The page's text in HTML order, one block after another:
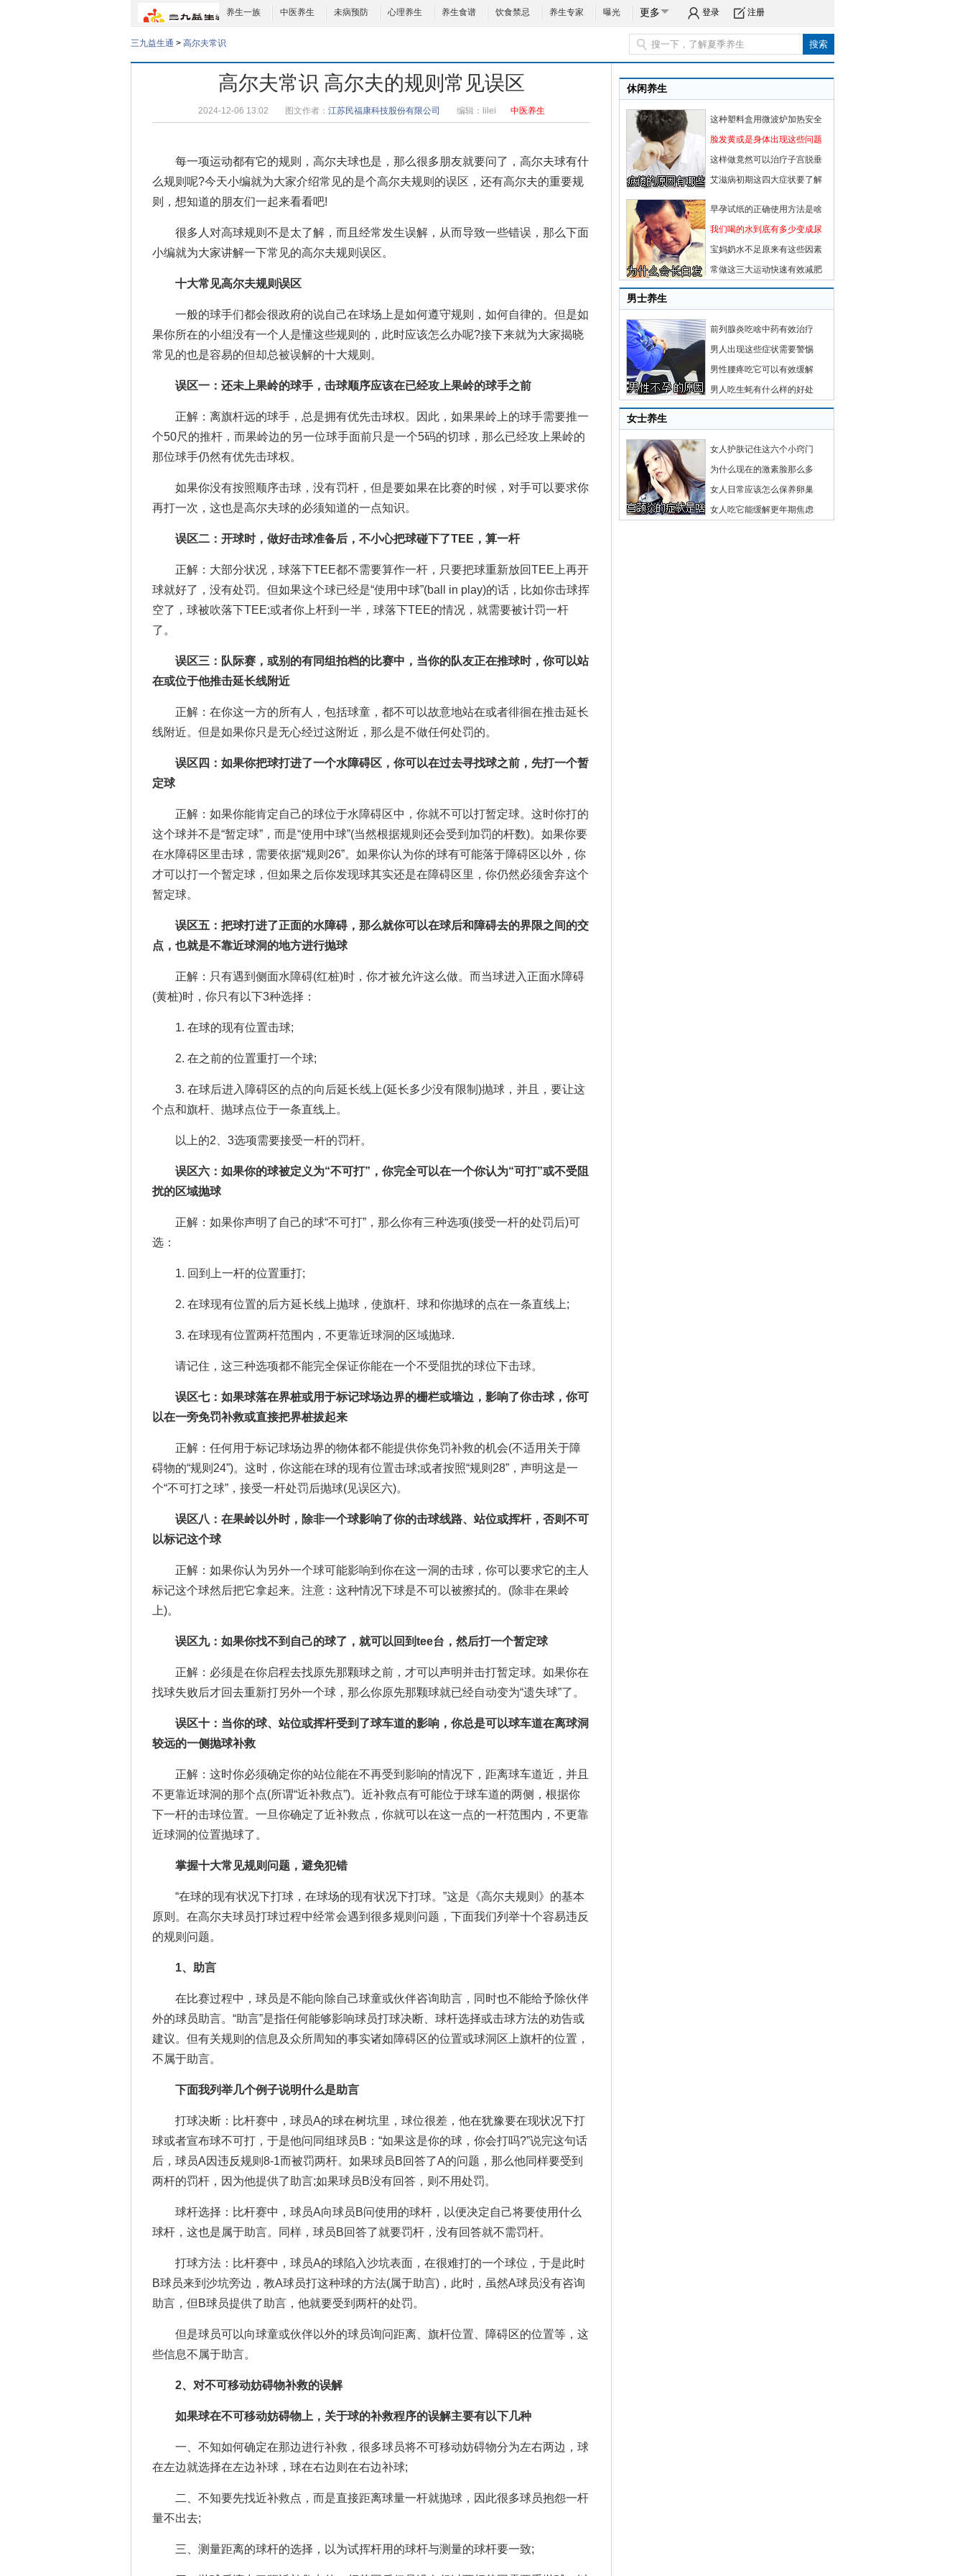
养生一族 中医养生 未病预防 心理养生 养生食谱 饮食禁忌 养生专家 曝光 更多 登录 注册
三九益生通 > 高尔夫常识
高尔夫常识 高尔夫的规则常见误区
2024-12-06 13:02 图文作者： 江苏民福康科技股份有限公司 编辑： lilei 中医养生
每一项运动都有它的规则，高尔夫球也是，那么很多朋友就要问了，高尔夫球有什
么规则呢?今天小编就为大家介绍常见的是个高尔夫规则 的误区，还有高尔夫的重要规
则，想知道的朋友们一起来看看吧!
很多人对高球规则不是太了解，而且经常发生误解，从而导致一些错误，那么下面
小编就为大家讲解一下常见的高尔夫规则误区。
十大常见高尔夫规则误区
一般的球手们都会很政府的说自己在球场上是如何遵守规则，如何自律的。但是如
果你所在的小组没有一个人是懂这些规则的，此时应该怎么办呢?接下来就为大家揭晓
常见的也是容易的但却总被误解的十大规则。
误区一：还未上果岭的球手，击球顺序应该在已经攻上果岭的球手之前
正解：离旗杆远的球手，总是拥有优先击球权。因此，如果果岭上的球手需要推一
个50尺的推杆，而果岭边的另一位球手面前只是一个5码的切球，那么已经攻上果岭的
那位球手仍然有优先击球权。
如果你没有按照顺序击球，没有罚杆，但是要如果在比赛的时候，对手可以要求你
再打一次，这也是高尔夫球的必须知道的一点知识。
误区二：开球时，做好击球准备后，不小心把球碰下了TEE，算一杆
正解：大部分状况，球落下TEE都不需要算作一杆，只要把球重新放回TEE上再开
球就好了，没有处罚。但如果这个球已经是“使用中球”(ball in play)的话，比如你击球挥
空了，球被吹落下TEE;或者你上杆到一半，球落下TEE的情况，就需要被计罚一杆
了。
误区三：队际赛，或别的有同组拍档的比赛中，当你的队友正在推球时，你可以站
在或位于他推击延长线附近
正解：在你这一方的所有人，包括球童，都不可以故意地站在或者徘徊在推击延长
线附近。但是如果你只是无心经过这附近，那么是不做任何处罚的。
误区四：如果你把球打进了一个水障碍区，你可以在过去寻找球之前，先打一个暂
定球
正解：如果你能肯定自己的球位于水障碍区中，你就不可以打暂定球。这时你打的
这个球并不是“暂定球”，而是“使用中球”(当然根据规则还会受到加罚的杆数)。如果你要
在水障碍区里击球，需要依据“规则26”。如果你认为你的球有可能落于障碍区以外，你
才可以打一个暂定球，但如果之后你发现球其实还是在障碍区里，你仍然必须舍弃这个
暂定球。
误区五：把球打进了正面的水障碍，那么就你可以在球后和障碍去的界限之间的交
点，也就是不靠近球洞的地方进行抛球
正解：只有遇到侧面水障碍(红桩)时，你才被允许这么做。而当球进入正面水障碍
(黄桩)时，你只有以下3种选择：
1. 在球的现有位置击球;
2. 在之前的位置重打一个球;
3. 在球后进入障碍区的点的向后延长线上(延长多少没有限制)抛球，并且，要让这
个点和旗杆、抛球点位于一条直线上。
以上的2、3选项需要接受一杆的罚杆。
误区六：如果你的球被定义为“不可打”，你完全可以在一个你认为“可打”或不受阻
扰的区域抛球
正解：如果你声明了自己的球“不可打”，那么你有三种选项(接受一杆的处罚后)可
选：
1. 回到上一杆的位置重打;
2. 在球现有位置的后方延长线上抛球，使旗杆、球和你抛球的点在一条直线上;
3. 在球现有位置两杆范围内，不更靠近球洞的区域抛球.
请记住，这三种选项都不能完全保证你能在一个不受阻扰的球位下击球。
误区七：如果球落在界桩或用于标记球场边界的栅栏或墙边，影响了你击球，你可
以在一旁免罚补救或直接把界桩拔起来
正解：任何用于标记球场边界的物体都不能提供你免罚补救的机会(不适用关于障
碍物的“规则24”)。这时，你这能在球的现有位置击球;或者按照“规则28”，声明这是一
个“不可打之球”，接受一杆处罚后抛球(见误区六)。
误区八：在果岭以外时，除非一个球影响了你的击球线路、站位或挥杆，否则不可
以标记这个球
正解：如果你认为另外一个球可能影响到你在这一洞的击球，你可以要求它的主人
标记这个球然后把它拿起来。注意：这种情况下球是不可以被擦拭的。(除非在果岭
上)。
误区九：如果你找不到自己的球了，就可以回到tee台，然后打一个暂定球
正解：必须是在你启程去找原先那颗球之前，才可以声明并击打暂定球。如果你在
找球失败后才回去重新打另外一个球，那么你原先那颗球就已经自动变为“遗失球”了。
误区十：当你的球、站位或挥杆受到了球车道的影响，你总是可以球车道在离球洞
较远的一侧抛球补救
正解：这时你必须确定你的站位能在不再受到影响的情况下，距离球车道近，并且
不更靠近球洞的那个点(所谓“近补救点”)。近补救点有可能位于球车道的两侧，根据你
下一杆的击球位置。一旦你确定了近补救点，你就可以在这一点的一杆范围内，不更靠
近球洞的位置抛球了。
掌握十大常见规则问题，避免犯错
“在球的现有状况下打球，在球场的现有状况下打球。”这是《高尔夫规则》的基本
原则。在高尔夫球员打球过程中经常会遇到很多规则问题，下面我们列举十个容易违反
的规则问题。
1、助言
在比赛过程中，球员是不能向除自己球童或伙伴咨询助言，同时也不能给予除伙伴
外的球员助言。“助言”是指任何能够影响球员打球决断、球杆选择或击球方法的劝告或
建议。但有关规则的信息及众所周知的事实诸如障碍区的位置或球洞区上旗杆的位置，
不属于助言。
下面我列举几个例子说明什么是助言
打球决断：比杆赛中，球员A的球在树坑里，球位很差，他在犹豫要在现状况下打
球或者宣布球不可打，于是他问同组球员B：“如果这是你的球，你会打吗?”说完这句话
后，球员A因违反规则8-1而被罚两杆。如果球员B回答了A的问题，那么他同样要受到
两杆的罚杆，因为他提供了助言;如果球员B没有回答，则不用处罚。
球杆选择：比杆赛中，球员A向球员B问使用的球杆，以便决定自己将要使用什么
球杆，这也是属于助言。同样，球员B回答了就要罚杆，没有回答就不需罚杆。
打球方法：比杆赛中，球员A的球陷入沙坑表面，在很难打的一个球位，于是此时
B球员来到沙坑旁边，教A球员打这种球的方法(属于助言)，此时，虽然A球员没有咨询
助言，但B球员提供了助言，他就要受到两杆的处罚。
但是球员可以向球童或伙伴以外的球员询问距离、旗杆位置、障碍区的位置等，这
些信息不属于助言。
2、对不可移动妨碍物补救的误解
如果球在不可移动妨碍物上，关于球的补救程序的误解主要有以下几种
一、不知如何确定在那边进行补救，很多球员将不可移动妨碍物分为左右两边，球
在左边就选择在左边补球，球在右边则在右边补球;
二、不知要先找近补救点，而是直接距离球量一杆就抛球，因此很多球员抱怨一杆
量不出去;
三、测量距离的球杆的选择，以为试挥杆用的球杆与测量的球杆要一致;
休闲养生
这种塑料盒用微波炉加热安全
脸发黄或是身体出现这些问题
这样做竟然可以治疗子宫脱垂
艾滋病初期这四大症状要了解
早孕试纸的正确使用方法是啥
我们喝的水到底有多少变成尿
宝妈奶水不足原来有这些因素
常做这三大运动快速有效减肥
男士养生
前列腺炎吃啥中药有效治疗
男人出现这些症状需要警惕
男性腰疼吃它可以有效缓解
男人吃生蚝有什么样的好处
女士养生
女人护肤记住这六个小窍门
为什么现在的激素脸那么多
女人日常应该怎么保养卵巢
女人吃它能缓解更年期焦虑